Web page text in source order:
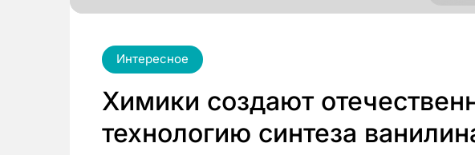
Интересное
Химики создают
технологию синтеза